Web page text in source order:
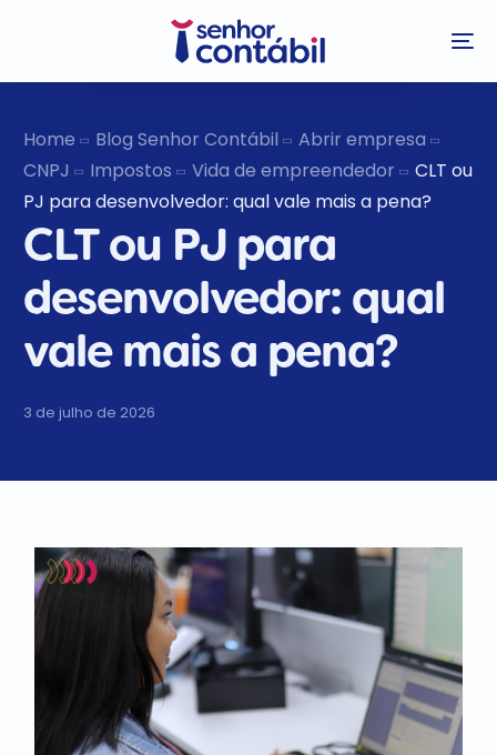
Home Blog Senhor Contábil
Abrir empresa
CNPJ
Impostos Vida de empreendedor
CLT ou
PJ para desenvolvedor: qual vale mais a pena?
CLT ou PJ para
desenvolvedor: qual
vale mais a pena?
3 de julho de 2026